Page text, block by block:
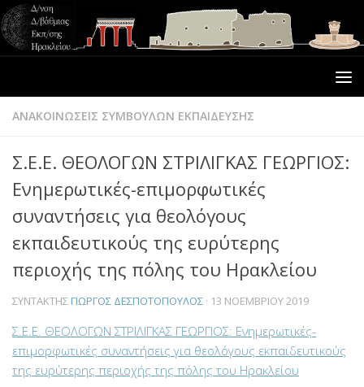
ΑΝΑΚΟΙΝΩΣΕΙΣ ΣΥΜΒΟΥΛΩΝ ΕΚΠΑΙΔΕΥΣΗΣ
Σ.Ε.Ε. ΘΕΟΛΟΓΩΝ ΣΤΡΙΛΙΓΚΑΣ ΓΕΩΡΓΙΟΣ:
Ενημερωτικές-επιμορφωτικές
συναντήσεις για θεολόγους
εκπαιδευτικούς της ευρύτερης
περιοχής της πόλης του Ηρακλείου
ΣΥΝΤΆΚΤΗΣ ΓΙΏΡΓΟΣ ΔΕΣΠΟΤΌΠΟΥΛΟΣ · 13 ΝΟΕΜΒΡΊΟΥ 2019
Σ.Ε.Ε. ΘΕΟΛΟΓΩΝ ΣΤΡΙΛΙΓΚΑΣ ΓΕΩΡΓΙΟΣ: Ενημερωτικές-
επιμορφωτικές συναντήσεις για θεολόγους εκπαιδευτικούς
της ευρύτερης περιοχής της πόλης του Ηρακλείου